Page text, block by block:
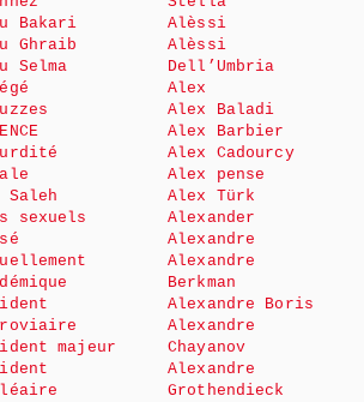
Bakari
Ghraib
Selma
Saleh
sexuels
majeur
Alèssi
Alèssi
Dell’Umbria
Alex
Alex Baladi
Alex Barbier
Alex Cadourcy
Alex pense
Alex Türk
Alexander
Alexandre
Alexandre
Berkman
Alexandre Boris
Alexandre
Chayanov
Alexandre
Grothendieck